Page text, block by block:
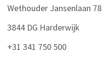
Wethouder Jansenlaan 78
3844 DG Harderwijk
+31 341 750 500